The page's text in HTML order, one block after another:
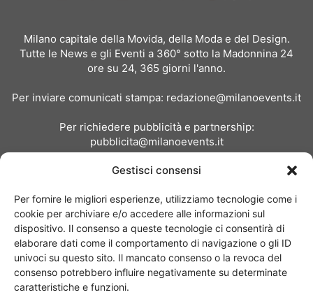
Gestisci consensi
Per fornire le migliori esperienze, utilizziamo tecnologie come i
cookie per archiviare e/o accedere alle informazioni sul
dispositivo. Il consenso a queste tecnologie ci consentirà di
elaborare dati come il comportamento di navigazione o gli ID
univoci su questo sito. Il mancato consenso o la revoca del
consenso potrebbero influire negativamente su determinate
caratteristiche e funzioni.
Milano capitale della Movida, della Moda e del Design.
Tutte le News e gli Eventi a 360° sotto la Madonnina 24
ore su 24, 365 giorni l'anno.
Per inviare comunicati stampa: redazione@milanoevents.it
Per richiedere pubblicità e partnership:
pubblicita@milanoevents.it
Chi siamo I Nostri Clienti